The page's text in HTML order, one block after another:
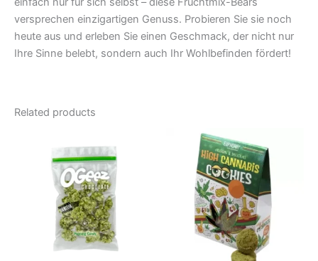
versprechen einzigartigen Genuss. Probieren Sie sie noch
heute aus und erleben Sie einen Geschmack, der nicht nur
Ihre Sinne belebt, sondern auch Ihr Wohlbefinden fördert!
Related products